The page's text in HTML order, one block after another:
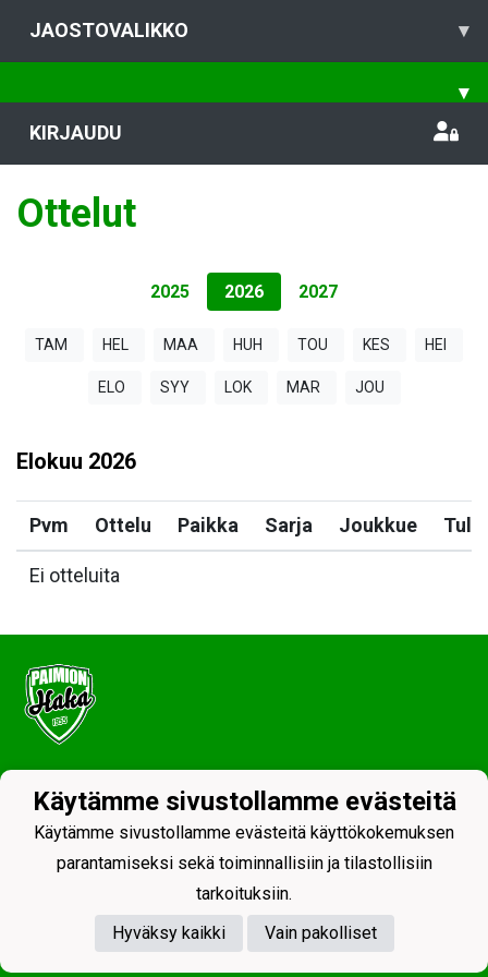
JAOSTOVALIKKO ▾
▾
KIRJAUDU
Ottelut
2025 2026 2027
TAM HEL MAA HUH TOU KES HEI
ELO SYY LOK MAR JOU
Elokuu 2026
Pvm Ottelu Paikka Sarja Joukkue
Ei otteluita
Powered by
Käytämme sivustollamme evästeitä
Käytämme sivustollamme evästeitä käyttökokemuksen
parantamiseksi sekä toiminnallisiin ja tilastollisiin
tarkoituksiin.
Hyväksy kaikki
Vain pakolliset